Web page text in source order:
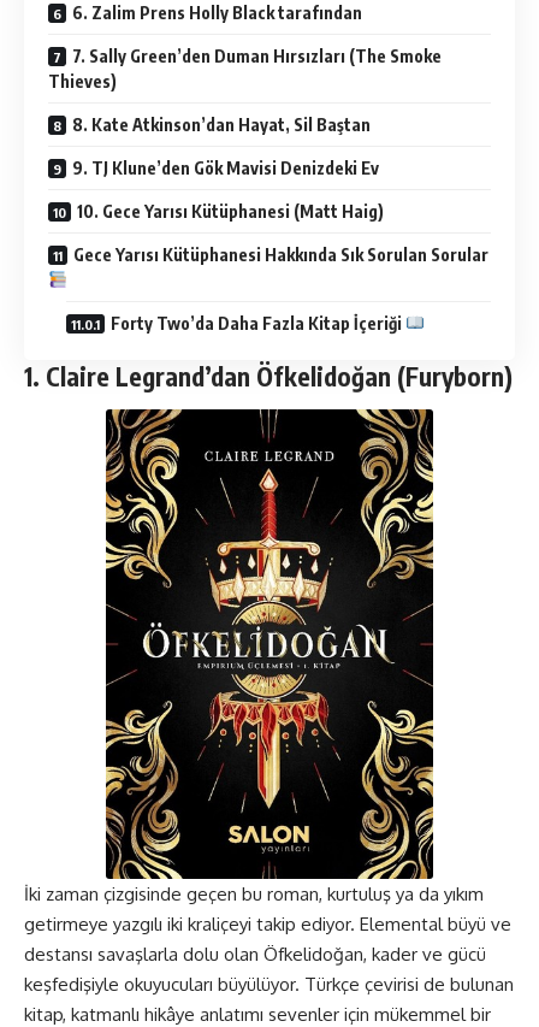
6. Zalim Prens Holly Black tarafından
7. Sally Green’den Duman Hırsızları (The Smoke
Thieves)
8. Kate Atkinson’dan Hayat, Sil Baştan
9. TJ Klune’den Gök Mavisi Denizdeki Ev
10. Gece Yarısı Kütüphanesi (Matt Haig)
Gece Yarısı Kütüphanesi Hakkında Sık Sorulan Sorular
Forty Two’da Daha Fazla Kitap İçeriği
1. Claire Legrand’dan Öfkelidoğan (Furyborn)
İki zaman çizgisinde geçen bu roman, kurtuluş ya da yıkım
getirmeye yazgılı iki kraliçeyi takip ediyor. Elemental büyü ve
destansı savaşlarla dolu olan Öfkelidoğan, kader ve gücü
keşfedişiyle okuyucuları büyülüyor. Türkçe çevirisi de bulunan
kitap, katmanlı hikâye anlatımı sevenler için mükemmel bir